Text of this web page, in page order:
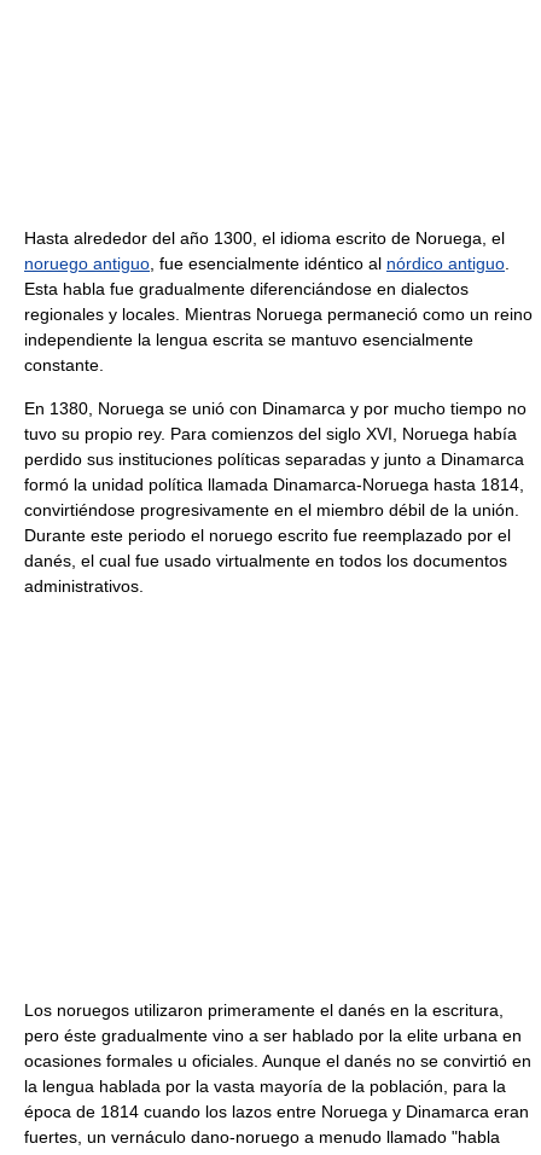
Hasta alrededor del año 1300, el idioma escrito de Noruega, el
noruego antiguo , fue esencialmente idéntico al nórdico antiguo
Esta habla fue gradualmente diferenciándose en dialectos
regionales y locales. Mientras Noruega permaneció como un reino
independiente la lengua escrita se mantuvo esencialmente
constante.
En 1380, Noruega se unió con Dinamarca y por mucho tiempo no
tuvo su propio rey. Para comienzos del siglo XVI, Noruega había
perdido sus instituciones políticas separadas y junto a Dinamarca
formó la unidad política llamada Dinamarca-Noruega hasta 1814,
convirtiéndose progresivamente en el miembro débil de la unión.
Durante este periodo el noruego escrito fue reemplazado por el
danés, el cual fue usado virtualmente en todos los documentos
administrativos.
Los noruegos utilizaron primeramente el danés en la escritura,
pero éste gradualmente vino a ser hablado por la elite urbana en
ocasiones formales u oficiales. Aunque el danés no se convirtió en
la lengua hablada por la vasta mayoría de la población, para la
época de 1814 cuando los lazos entre Noruega y Dinamarca eran
fuertes, un vernáculo dano-noruego a menudo llamado "habla